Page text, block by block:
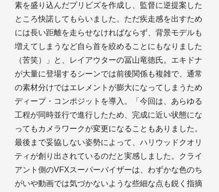
素を盛り込んだプリビズを作成し、監督に逆提案した
ところ快諾してもらいました。ただ疾走感を出すため
には長い距離を走らせなければならず、背景モデルも
増えてしまうなど自ら首を絞めることにもなりました
（苦笑）」と、レイアウターの冨山竜徳氏。エキドナ
が大量に登場するシーンでは前後関係も複雑で、通常
の素材分けではエレメントが膨大になってしまうため
ディープ・コンポジットを導入。「今回は、あらゆる
工程が同時並行で進行したため、完成に近い状態にな
ってもカメラワークが変更になることもありました。
最後まで妥協しない姿勢によって、ハリウッドクオリ
ティが創り出されているのだと実感しました。クライ
アント側のVFXスーパーバイザーは、わずかな色のち
がいや動画では気づかないような些細な点も鋭く指摘